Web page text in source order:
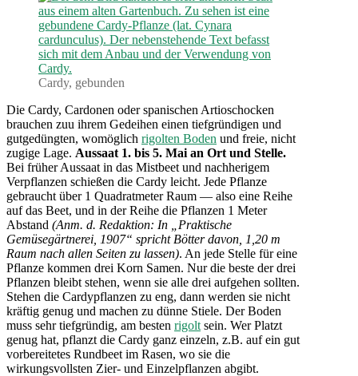
Cardy, gebunden
Die Cardy, Cardonen oder spanischen Artioschocken
brauchen zuu ihrem Gedeihen einen tiefgründigen und
gutgedüngten, womöglich rigolten Boden und freie, nicht
zugige Lage. Aussaat 1. bis 5. Mai an Ort und Stelle.
Bei früher Aussaat in das Mistbeet und nachherigem
Verpflanzen schießen die Cardy leicht. Jede Pflanze
gebraucht über 1 Quadratmeter Raum — also eine Reihe
auf das Beet, und in der Reihe die Pflanzen 1 Meter
Abstand (Anm. d. Redaktion: In „Praktische
Gemüsegärtnerei, 1907“ spricht Bötter davon, 1,20 m
Raum nach allen Seiten zu lassen). An jede Stelle für eine
Pflanze kommen drei Korn Samen. Nur die beste der drei
Pflanzen bleibt stehen, wenn sie alle drei aufgehen sollten.
Stehen die Cardypflanzen zu eng, dann werden sie nicht
kräftig genug und machen zu dünne Stiele. Der Boden
muss sehr tiefgründig, am besten rigolt sein. Wer Platzt
genug hat, pflanzt die Cardy ganz einzeln, z.B. auf ein gut
vorbereitetes Rundbeet im Rasen, wo sie die
wirkungsvollsten Zier- und Einzelpflanzen abgibt.